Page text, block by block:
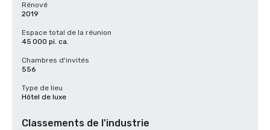
Rénové
2019
Espace total de la réunion
45 000 pi. ca.
Chambres d'invités
556
Type de lieu
Hôtel de luxe
Classements de l'industrie